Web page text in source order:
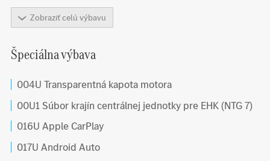
Zobraziť celú výbavu
Špeciálna výbava
004U Transparentná kapota motora
00U1 Súbor krajín centrálnej jednotky pre EHK (NTG 7)
016U Apple CarPlay
017U Android Auto